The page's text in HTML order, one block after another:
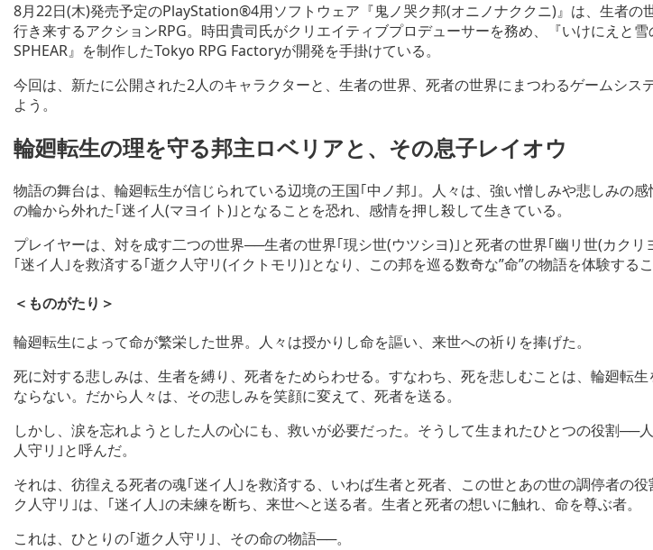
8月22日(木)発売予定のPlayStation®4用ソフトウェア『鬼ノ哭ク邦(オニノナククニ)』は、生者の
行き来するアクションRPG。時田貴司氏がクリエイティブプロデューサーを務め、『いけにえと雪
SPHEAR』を制作したTokyo RPG Factoryが開発を手掛けている。
今回は、新たに公開された2人のキャラクターと、生者の世界、死者の世界にまつわるゲームシス
よう。
輪廻転生の理を守る邦主ロベリアと、その息子レイオウ
物語の舞台は、輪廻転生が信じられている辺境の王国｢中ノ邦｣。人々は、強い憎しみや悲しみの
の輪から外れた｢迷イ人(マヨイト)｣となることを恐れ、感情を押し殺して生きている。
プレイヤーは、対を成す二つの世界──生者の世界｢現シ世(ウツシヨ)｣と死者の世界｢幽リ世(カクリ
｢迷イ人｣を救済する｢逝ク人守リ(イクトモリ)｣となり、この邦を巡る数奇な”命”の物語を体験するこ
＜ものがたり＞
輪廻転生によって命が繁栄した世界。人々は授かりし命を謳い、来世への祈りを捧げた。
死に対する悲しみは、生者を縛り、死者をためらわせる。すなわち、死を悲しむことは、輪廻転
ならない。だから人々は、その悲しみを笑顔に変えて、死者を送る。
しかし、涙を忘れようとした人の心にも、救いが必要だった。そうして生まれたひとつの役割──
人守リ｣と呼んだ。
それは、彷徨える死者の魂｢迷イ人｣を救済する、いわば生者と死者、この世とあの世の調停者の
ク人守リ｣は、｢迷イ人｣の未練を断ち、来世へと送る者。生者と死者の想いに触れ、命を尊ぶ者。
これは、ひとりの｢逝ク人守リ｣、その命の物語──。